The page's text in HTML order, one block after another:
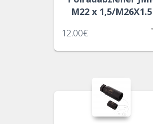
M22 x 1,5/M26X1.5
12.00€